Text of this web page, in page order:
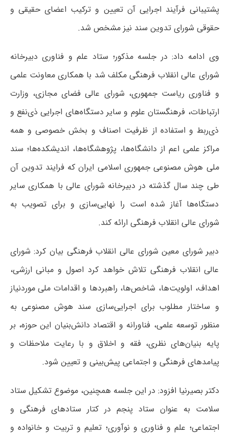
پشتیبانی فرآیند اجرایی آن تعیین و ترکیب اعضای حقیقی و
حقوقی شورای تدوین سند نیز مشخص شد.
وی ادامه داد: در جلسه مذکور؛ ستاد علم و فناوری دبیرخانه
شورای عالی انقلاب فرهنگی مکلف شد با همکاری معاونت علمی
و فناوری ریاست جمهوری، شورای عالی فضای مجازی، وزارت
ارتباطات، فرهنگستان علوم و سایر دستگاه‌های اجرایی ذی‌نفع و
ذی‌ربط و استفاده از ظرفیت اصناف و بخش خصوصی و همه
مراکز علمی اعم از دانشگاه‌ها، پژوهشگاه‌ها، اندیشکده‌ها؛ سند
ملی هوش مصنوعی جمهوری اسلامی ایران که فرایند تدوین آن
طی چند سال گذشته در دبیرخانه شورای عالی با همکاری سایر
دستگاه‌ها آغاز شده است را نهایی‌سازی و برای تصویب به
شورای عالی انقلاب فرهنگی ارائه کند.
دبیر شورای معین شورای عالی انقلاب فرهنگی بیان کرد: شورای
عالی انقلاب فرهنگی تلاش خواهد کرد اصول و مبانی ارزشی،
اهداف، اولویت‌ها، شاخص‌ها، راهبردها و اقدامات ملی موردنیاز
و ساختار مطلوب برای اجرایی‌سازی سند هوش مصنوعی به
منظور توسعه علمی، فناورانه و اقتصاد دانش‌بنیان این حوزه، بر
پایه بنیان‌های نظری، فقه و اخلاق و با رعایت ملاحظات و
پیامدهای فرهنگی و اجتماعی پیش‌بینی و تعیین شود.
دکتر بصیرنیا افزود: در این جلسه همچنین، موضوع تشکیل ستاد
سلامت به عنوان ستاد پنجم در کتار ستادهای فرهنگی و
اجتماعی؛ علم و فناوری و نوآوری؛ تعلیم و تربیت و خانواده و